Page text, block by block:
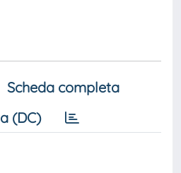
Scheda completa
(DC)